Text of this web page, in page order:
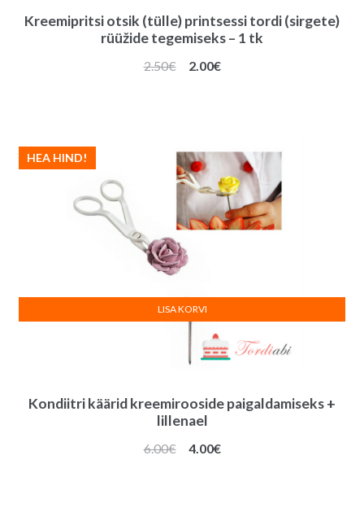
Kreemipritsi otsik (tülle) printsessi tordi (sirgete)
rüüžide tegemiseks – 1 tk
2.50€
Algne
2.00€Praegune
Kondiitri käärid kreemirooside paigaldamiseks +
lillenael
HEA HIND!
6.00€
Algne
4.00€Praegune
LISA KORVI